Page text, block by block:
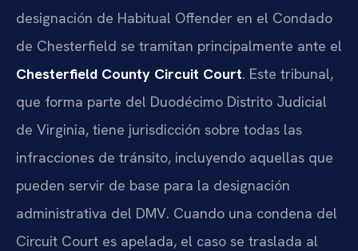
designación de Habitual Offender en el Condado
de Chesterfield se tramitan principalmente ante el
Chesterfield County Circuit Court. Este tribunal,
que forma parte del Duodécimo Distrito Judicial
de Virginia, tiene jurisdicción sobre todas las
infracciones de tránsito, incluyendo aquellas que
pueden servir de base para la designación
administrativa del DMV. Cuando una condena del
Circuit Court es apelada, el caso se traslada al